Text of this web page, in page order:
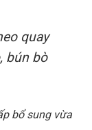
quay
bún bò
bổ sung vừa